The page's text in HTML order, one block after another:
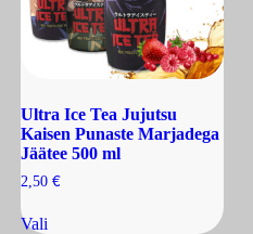
Ultra Ice Tea Jujutsu
Kaisen Punaste Marjadega
Jäätee 500 ml
2,50 €
Vali